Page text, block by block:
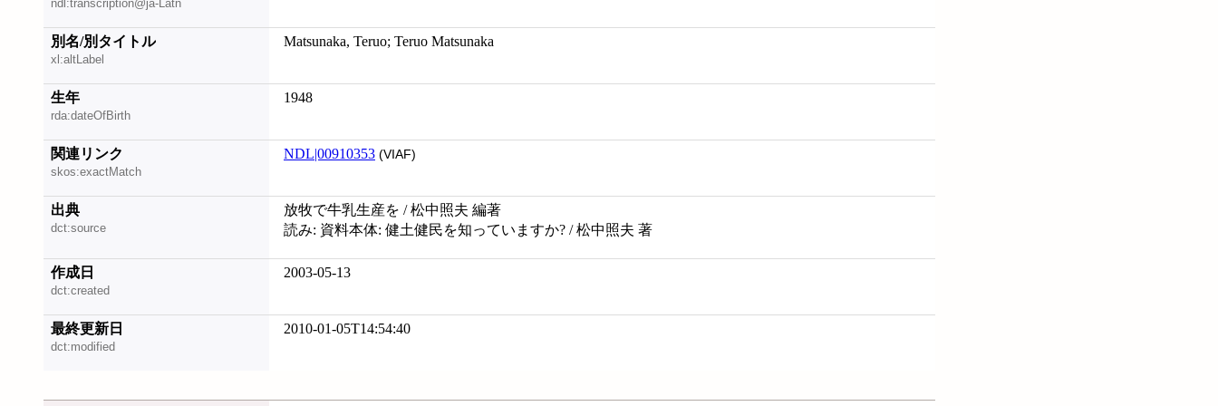
ndl:transcription@ja-Latn
別名/別タイトル
xl:altLabel
Matsunaka, Teruo; Teruo Matsunaka
生年
rda:dateOfBirth
1948
関連リンク
skos:exactMatch
NDL|00910353 (VIAF)
出典
dct:source
放牧で牛乳生産を / 松中照夫 編著
読み: 資料本体: 健土健民を知っていますか? / 松中照夫 著
作成日
dct:created
2003-05-13
最終更新日
dct:modified
2010-01-05T14:54:40